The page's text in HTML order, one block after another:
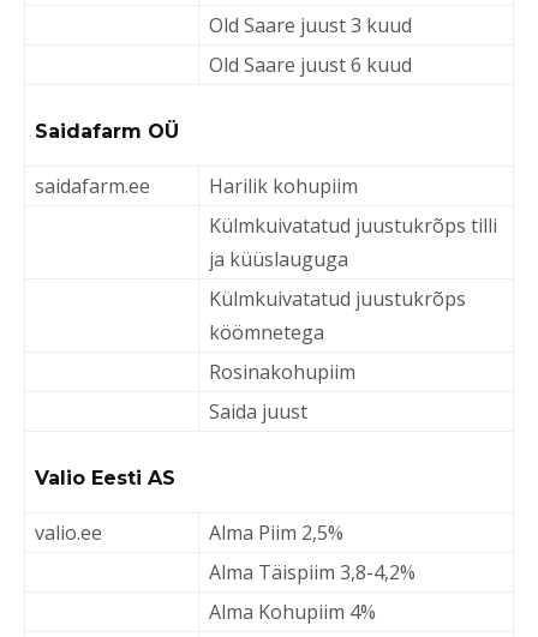
Old Saare juust 3 kuud
Old Saare juust 6 kuud
Saidafarm OÜ
saidafarm.ee
Harilik kohupiim
Külmkuivatatud juustukrõps tilli
ja küüslauguga
Külmkuivatatud juustukrõps
köömnetega
Rosinakohupiim
Saida juust
Valio Eesti AS
valio.ee
Alma Piim 2,5%
Alma Täispiim 3,8-4,2%
Alma Kohupiim 4%